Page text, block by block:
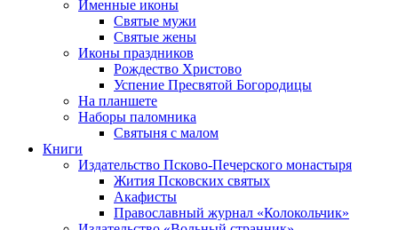
Именные иконы
Святые мужи
Святые жены
Иконы праздников
Рождество Христово
Успение Пресвятой Богородицы
На планшете
Наборы паломника
Святыня с малом
Книги
Издательство Псково-Печерского монастыря
Жития Псковских святых
Акафисты
Православный журнал «Колокольчик»